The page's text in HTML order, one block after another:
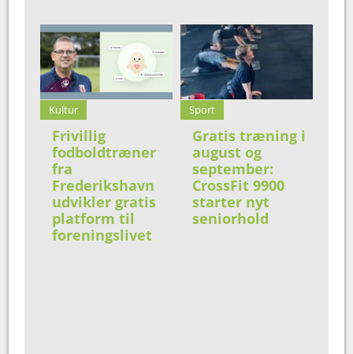
Kultur
Frivillig
fodboldtræner
fra
Frederikshavn
udvikler gratis
platform til
foreningslivet
Sport
Gratis træning i
august og
september:
CrossFit 9900
starter nyt
seniorhold